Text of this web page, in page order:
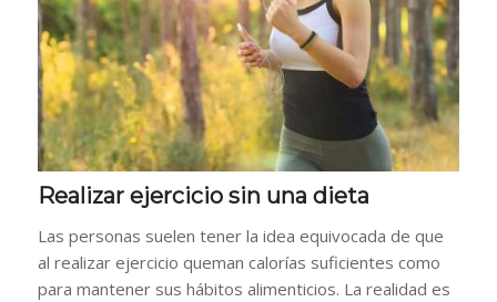
Realizar ejercicio sin una dieta
Las personas suelen tener la idea equivocada de que
al realizar ejercicio queman calorías suficientes como
para mantener sus hábitos alimenticios. La realidad es